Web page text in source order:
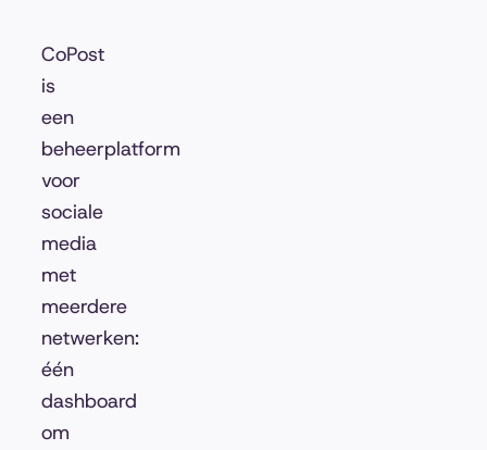
CoPost
is
een
beheerplatform
voor
sociale
media
met
meerdere
netwerken:
één
dashboard
om